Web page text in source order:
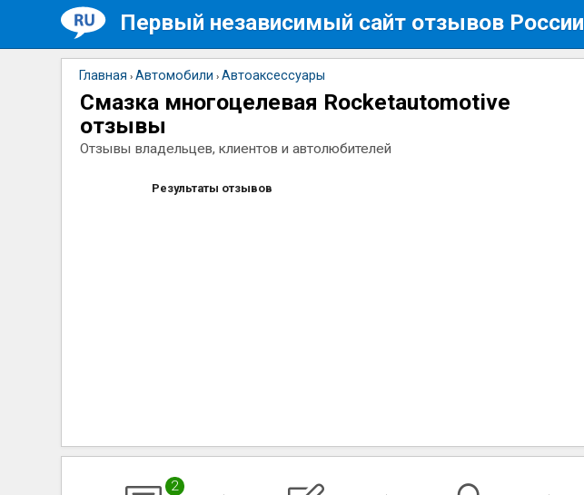
Первый независимый сайт отзывов России
Главная ›Автомобили ›Автоаксессуары
Смазка многоцелевая Rocketautomotive
отзывы
Отзывы владельцев, клиентов и автолюбителей
Результаты отзывов
2